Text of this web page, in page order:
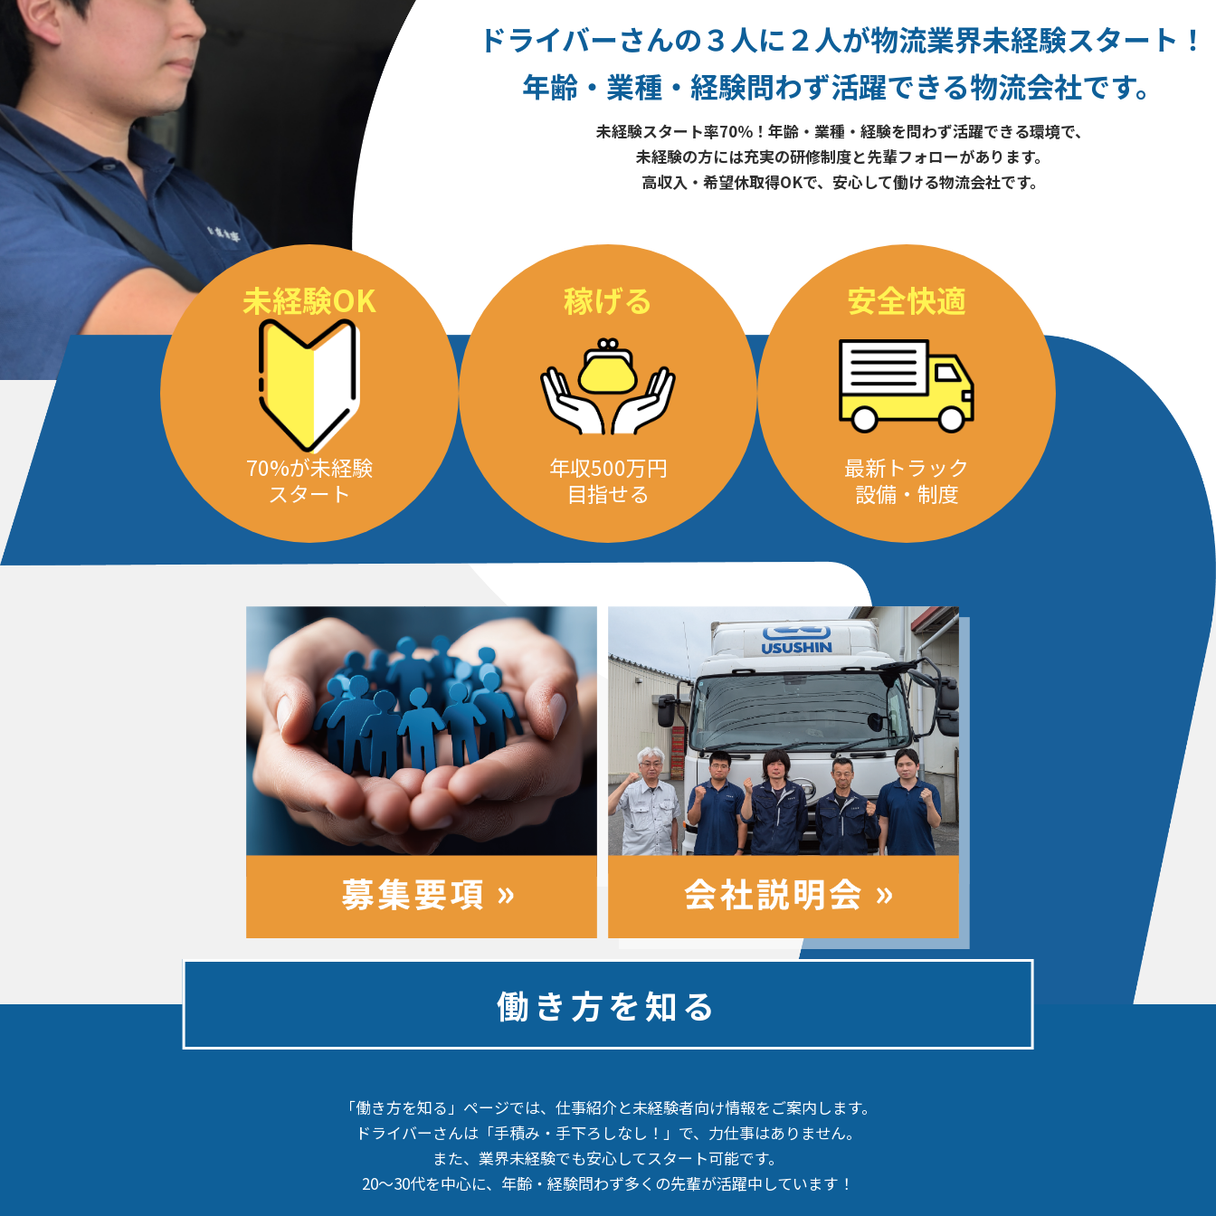
ドライバーさんの３人に２人が物流業界未経験スタート！
年齢・業種・経験問わず活躍できる物流会社です。
未経験スタート率70％！ 年齢・業種・経験を問わず活躍できる環境で、
未経験の方には充実の研修制度と先輩フォローがあります。
高収入・希望休取得OKで、 安心して働ける物流会社です。
未経験OK
70%が未経験
スタート
稼げる
年収500万円
目指せる
安全快適
最新トラック
設備・制度
働き方を知る
「働き方を知る」ページでは、仕事紹介と未経験者向け情報をご案内します。
ドライバーさんは「手積み・手下ろしなし！」で、 力仕事はありません。
また、業界未経験でも安心してスタート可能です。
20～30代を中心に、年齢・経験問わず多くの先輩が活躍中しています！